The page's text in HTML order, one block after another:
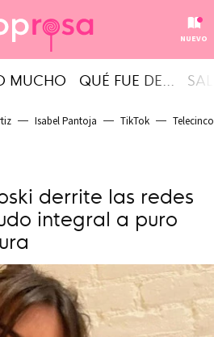
NUEVO
MUCHO QUÉ FUE DE...
Isabel Pantoja TikTok Telecinco
derrite las redes
integral a puro